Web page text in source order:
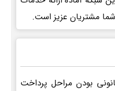
مشتریان عزیز است.
بودن مراحل پرداخت